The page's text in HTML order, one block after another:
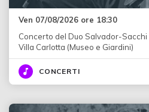
Ven 07/08/2026 ore 18:30
Concerto del Duo Salvador-
Villa Carlotta (Museo e Giardini)
CONCERTI